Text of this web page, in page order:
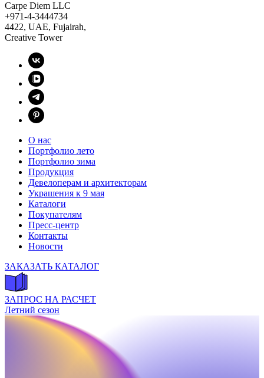
Carpe Diem LLC
+971-4-3444734
4422, UAE, Fujairah,
Creative Tower
О нас
Портфолио лето
Портфолио зима
Продукция
Девелоперам и архитекторам
Украшения к 9 мая
Каталоги
Покупателям
Пресс-центр
Контакты
Новости
ЗАКАЗАТЬ КАТАЛОГ
ЗАПРОС НА РАСЧЕТ
Летний сезон